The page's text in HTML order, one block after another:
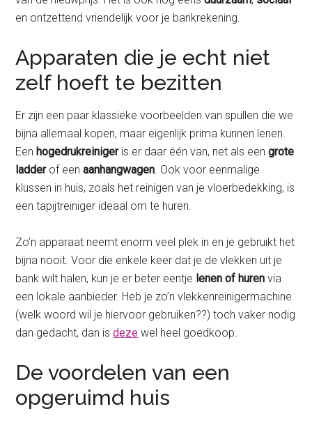
en ontzettend vriendelijk voor je bankrekening.
Apparaten die je echt niet
zelf hoeft te bezitten
Er zijn een paar klassieke voorbeelden van spullen die we
bijna allemaal kopen, maar eigenlijk prima kunnen lenen.
Een hogedrukreiniger is er daar één van, net als eengrote
ladder of eenaanhangwagen. Ook voor eenmalige
klussen in huis, zoals het reinigen van je vloerbedekking, is
een tapijtreiniger ideaal om te huren.
Zo’n apparaat neemt enorm veel plek in en je gebruikt het
bijna nooit. Voor die enkele keer dat je de vlekken uit je
bank wilt halen, kun je er beter eentje lenen of hurenvia
een lokale aanbieder. Heb je zo’n vlekkenreinigermachine
(welk woord wil je hiervoor gebruiken??) toch vaker nodig
dan gedacht, dan isdeze wel heel goedkoop.
De voordelen van een
opgeruimd huis